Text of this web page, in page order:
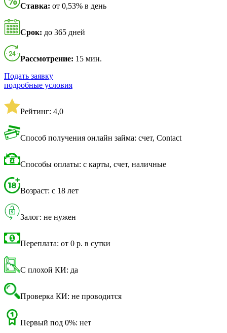
Ставка: от 0,53% в день
Срок: до 365 дней
Рассмотрение: 15 мин.
Подать заявку
подробные условия
Рейтинг: 4,0
Способ получения онлайн займа: счет, Contact
Способы оплаты: с карты, счет, наличные
Возраст: с 18 лет
Залог: не нужен
Переплата: от 0 р. в сутки
С плохой КИ: да
Проверка КИ: не проводится
Первый под 0%: нет